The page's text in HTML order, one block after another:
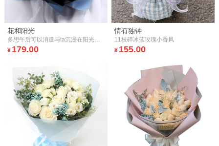
花和阳光
多想午后可以消遣与ta沉浸在阳光里！
¥ 179.00
情有独钟
11枝碎冰蓝玫瑰小香风
¥ 155.00